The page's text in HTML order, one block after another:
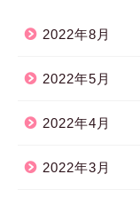
2022年8月
2022年5月
2022年4月
2022年3月